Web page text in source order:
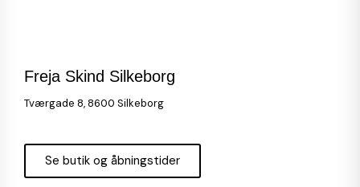
Freja Skind Silkeborg
Tværgade 8, 8600 Silkeborg
Se butik og åbningstider